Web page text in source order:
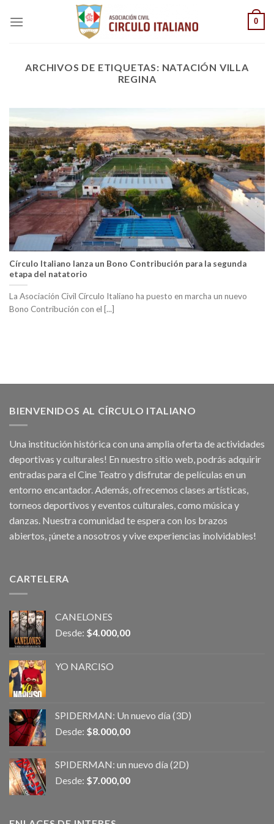
0
ARCHIVOS DE ETIQUETAS: NATACIÓN VILLA
REGINA
Círculo Italiano lanza un Bono Contribución para la segunda
etapa del natatorio
La Asociación Civil Círculo Italiano ha puesto en marcha un nuevo
Bono Contribución con el [...]
BIENVENIDOS AL CÍRCULO ITALIANO
Una institución histórica con una amplia oferta de actividades
deportivas y culturales! En nuestro sitio web, podrás adquirir
entradas para el Cine Teatro y disfrutar de películas en un
entorno encantador. Además, ofrecemos clases artísticas,
torneos deportivos y eventos culturales, como música y
danzas. Nuestra comunidad te espera con los brazos
abiertos, ¡únete a nosotros y vive experiencias inolvidables!
CARTELERA
CANELONES
Desde: $4.000,00
YO NARCISO
SPIDERMAN: Un nuevo día (3D)
Desde: $8.000,00
SPIDERMAN: un nuevo día (2D)
Desde: $7.000,00